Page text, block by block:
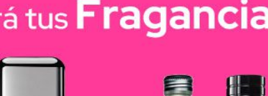
5
cuida con filtro UV
UV, estrés y contaminacion, que